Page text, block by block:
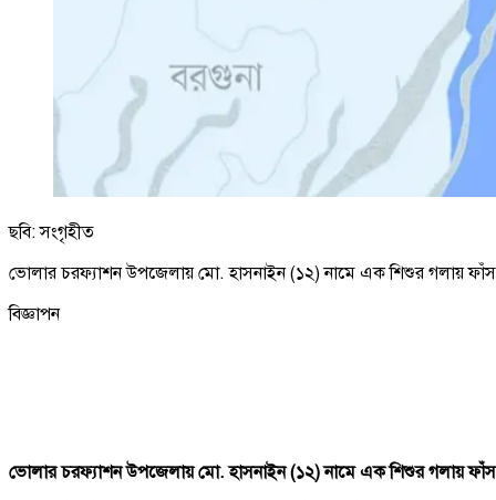
ছবি: সংগৃহীত
ভোলার চরফ্যাশন উপজেলায় মো. হাসনাইন (১২) নামে এক শিশুর গলায় ফাঁস
বিজ্ঞাপন
ভোলার চরফ্যাশন উপজেলায় মো. হাসনাইন (১২) নামে এক শিশুর গলায় ফাঁস